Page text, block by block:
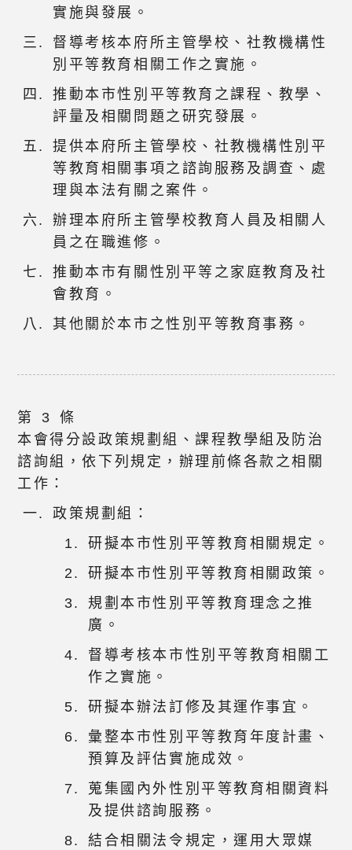
實施與發展。
督導考核本府所主管學校、社教機構性
別平等教育相關工作之實施。
推動本市性別平等教育之課程、教學、
評量及相關問題之研究發展。
提供本府所主管學校、社教機構性別平
等教育相關事項之諮詢服務及調查、處
理與本法有關之案件。
辦理本府所主管學校教育人員及相關人
員之在職進修。
推動本市有關性別平等之家庭教育及社
會教育。
其他關於本市之性別平等教育事務。
第 3 條
本會得分設政策規劃組、課程教學組及防治
諮詢組，依下列規定，辦理前條各款之相關
工作：
政策規劃組：
研擬本市性別平等教育相關規定。
研擬本市性別平等教育相關政策。
規劃本市性別平等教育理念之推
廣。
督導考核本市性別平等教育相關工
作之實施。
研擬本辦法訂修及其運作事宜。
彙整本市性別平等教育年度計畫、
預算及評估實施成效。
蒐集國內外性別平等教育相關資料
及提供諮詢服務。
結合相關法令規定，運用大眾媒